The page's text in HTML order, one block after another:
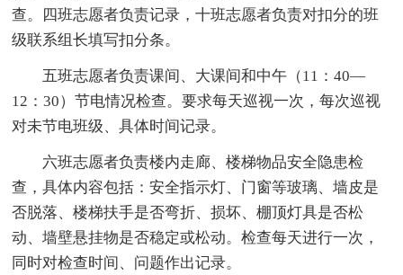
查。四班志愿者负责记录，十班志愿者负责对扣分的班
级联系组长填写扣分条。
五班志愿者负责课间、大课间和中午（11：40—
12：30）节电情况检查。要求每天巡视一次，每次巡视
对未节电班级、具体时间记录。
六班志愿者负责楼内走廊、楼梯物品安全隐患检
查，具体内容包括：安全指示灯、门窗等玻璃、墙皮是
否脱落、楼梯扶手是否弯折、损坏、棚顶灯具是否松
动、墙壁悬挂物是否稳定或松动。检查每天进行一次，
同时对检查时间、问题作出记录。